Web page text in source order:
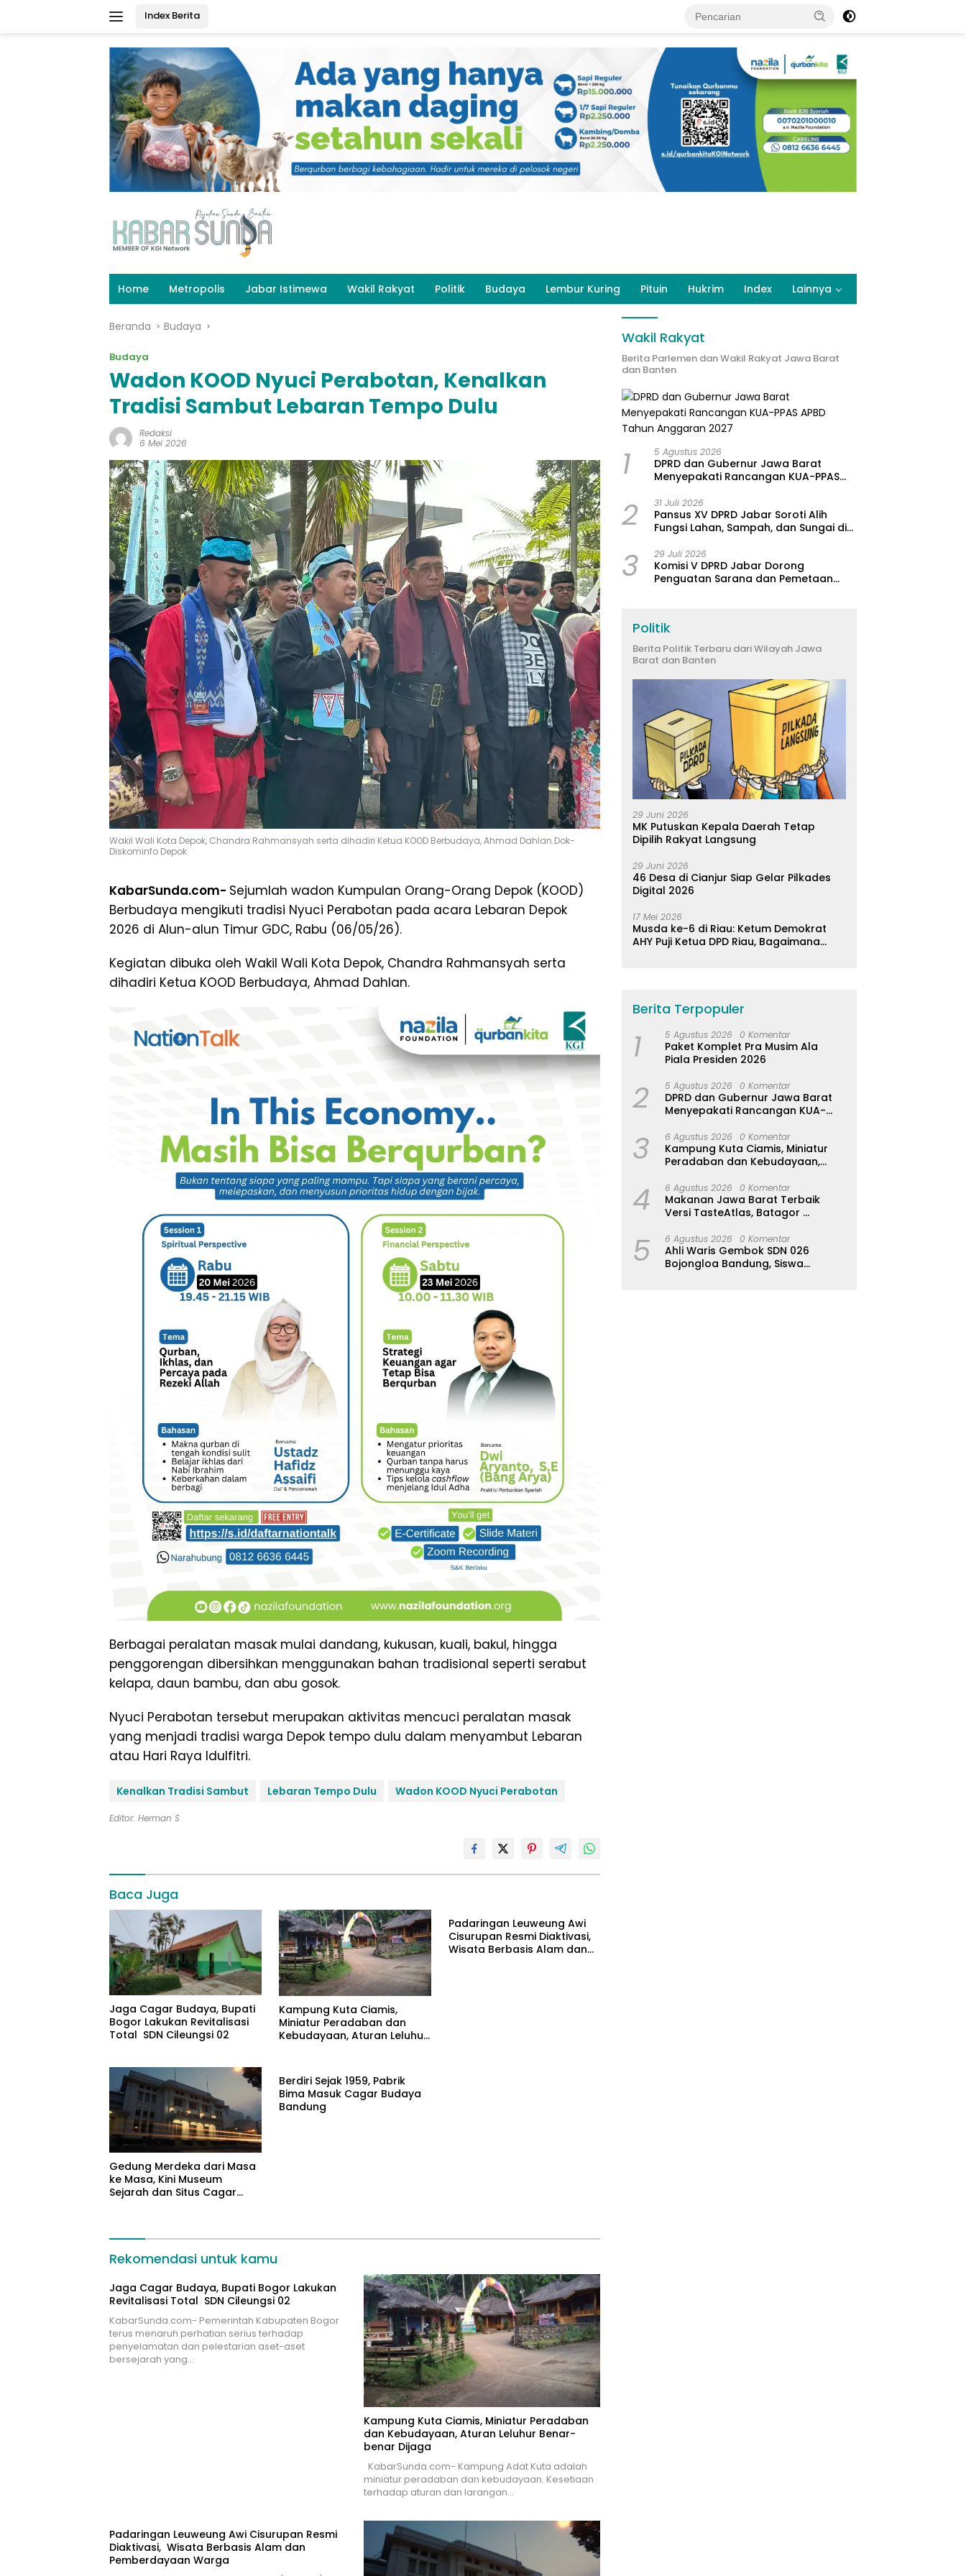
Index Berita
Home Metropolis Jabar Istimewa Wakil Rakyat Politik Budaya Lembur Kuring Pituin Hukrim Index Lainnya
Beranda Budaya
Budaya
Wadon KOOD Nyuci Perabotan, Kenalkan
Tradisi Sambut Lebaran Tempo Dulu
Redaksi
6 Mei 2026
Wakil Wali Kota Depok, Chandra Rahmansyah serta dihadiri Ketua KOOD Berbudaya, Ahmad Dahlan.Dok-
Diskominfo Depok
KabarSunda.com- Sejumlah wadon Kumpulan Orang-Orang Depok (KOOD)
Berbudaya mengikuti tradisi Nyuci Perabotan pada acara Lebaran Depok
2026 di Alun-alun Timur GDC, Rabu (06/05/26).
Kegiatan dibuka oleh Wakil Wali Kota Depok, Chandra Rahmansyah serta
dihadiri Ketua KOOD Berbudaya, Ahmad Dahlan.
Berbagai peralatan masak mulai dandang, kukusan, kuali, bakul, hingga
penggorengan dibersihkan menggunakan bahan tradisional seperti serabut
kelapa, daun bambu, dan abu gosok.
Nyuci Perabotan tersebut merupakan aktivitas mencuci peralatan masak
yang menjadi tradisi warga Depok tempo dulu dalam menyambut Lebaran
atau Hari Raya Idulfitri.
Kenalkan Tradisi Sambut Lebaran Tempo Dulu Wadon KOOD Nyuci Perabotan
Editor: Herman S
Baca Juga
Jaga Cagar Budaya, Bupati
Bogor Lakukan Revitalisasi
Total SDN Cileungsi 02
Kampung Kuta Ciamis,
Miniatur Peradaban dan
Kebudayaan, Aturan Leluhur
Padaringan Leuweung Awi
Cisurupan Resmi Diaktivasi,
Wisata Berbasis Alam dan
Gedung Merdeka dari Masa
ke Masa, Kini Museum
Sejarah dan Situs Cagar
Berdiri Sejak 1959, Pabrik
Bima Masuk Cagar Budaya
Bandung
Rekomendasi untuk kamu
Jaga Cagar Budaya, Bupati Bogor Lakukan
Revitalisasi Total SDN Cileungsi 02
KabarSunda.com- Pemerintah Kabupaten Bogor
terus menaruh perhatian serius terhadap
penyelamatan dan pelestarian aset-aset
bersejarah yang…
Kampung Kuta Ciamis, Miniatur Peradaban
dan Kebudayaan, Aturan Leluhur Benar-
benar Dijaga
KabarSunda.com- Kampung Adat Kuta adalah
miniatur peradaban dan kebudayaan. Kesetiaan
terhadap aturan dan larangan…
Padaringan Leuweung Awi Cisurupan Resmi
Diaktivasi, Wisata Berbasis Alam dan
Pemberdayaan Warga
Wakil Rakyat
Berita Parlemen dan Wakil Rakyat Jawa Barat
dan Banten
1 5 Agustus 2026
DPRD dan Gubernur Jawa Barat
Menyepakati Rancangan KUA-PPAS
2 31 Juli 2026
Pansus XV DPRD Jabar Soroti Alih
Fungsi Lahan, Sampah, dan Sungai di
3 29 Juli 2026
Komisi V DPRD Jabar Dorong
Penguatan Sarana dan Pemetaan
Politik
Berita Politik Terbaru dari Wilayah Jawa
Barat dan Banten
29 Juni 2026
MK Putuskan Kepala Daerah Tetap
Dipilih Rakyat Langsung
29 Juni 2026
46 Desa di Cianjur Siap Gelar Pilkades
Digital 2026
17 Mei 2026
Musda ke-6 di Riau: Ketum Demokrat
AHY Puji Ketua DPD Riau, Bagaimana
Berita Terpopuler
1 5 Agustus 2026 0 Komentar
Paket Komplet Pra Musim Ala
Piala Presiden 2026
2 5 Agustus 2026 0 Komentar
DPRD dan Gubernur Jawa Barat
Menyepakati Rancangan KUA-
3 6 Agustus 2026 0 Komentar
Kampung Kuta Ciamis, Miniatur
Peradaban dan Kebudayaan,
Dijaga
4 6 Agustus 2026 0 Komentar
Makanan Jawa Barat Terbaik
Versi TasteAtlas, Batagor
5 6 Agustus 2026 0 Komentar
Ahli Waris Gembok SDN 026
Bojongloa Bandung, Siswa